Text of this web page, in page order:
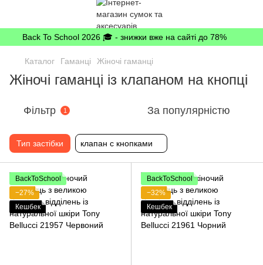
Back To School 2026 🎓 - знижки вже на сайті до 78%
Каталог Гаманці Жіночі гаманці
Жіночі гаманці із клапаном на кнопці
Фільтр 1 За популярністю
Тип застібки клапан с кнопками
BackToSchool
−27%
Кешбек
BackToSchool
−32%
Кешбек